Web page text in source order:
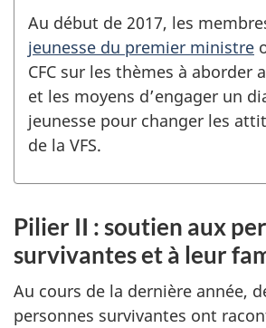
Au début de 2017, les
jeunesse du premier ministre
CFC sur les thèmes à aborder
et les moyens d’engager un
jeunesse pour changer les
de la VFS.
Pilier II : soutien aux
survivantes et à leur
Au cours de la dernière année,
personnes survivantes ont